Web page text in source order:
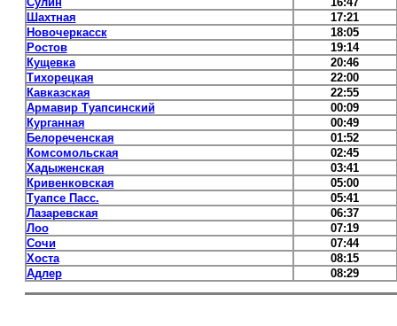
Шахтная
17:21
Новочеркасск
18:05
Ростов
19:14
Кущевка
20:46
Тихорецкая
22:00
Кавказская
22:55
Армавир Туапсинский
00:09
Курганная
00:49
Белореченская
01:52
Комсомольская
02:45
Хадыженская
03:41
Кривенковская
05:00
Туапсе Пасс.
05:41
Лазаревская
06:37
Лоо
07:19
Сочи
07:44
Хоста
08:15
Адлер
08:29